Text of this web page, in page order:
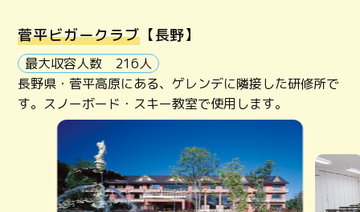
菅平ビガークラブ【長野】
最大収容人数 216人
長野県・菅平高原にある、ゲレンデに隣接した研修所で
す。スノーボード・スキー教室で使用します。